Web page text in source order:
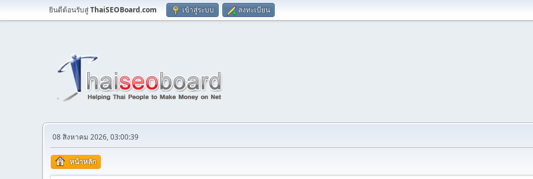
ยินดีต้อนรับสู่ThaiSEOBoard.com เข้าสู่ระบบ ลงทะเบียน
08 สิงหาคม 2026, 03:00:39
หน้าหลัก